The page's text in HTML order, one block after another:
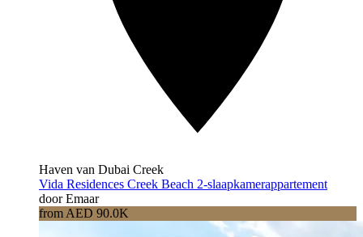
Haven van Dubai Creek
Vida Residences Creek Beach 2-slaapkamerappartement
door Emaar
from AED 90.0K